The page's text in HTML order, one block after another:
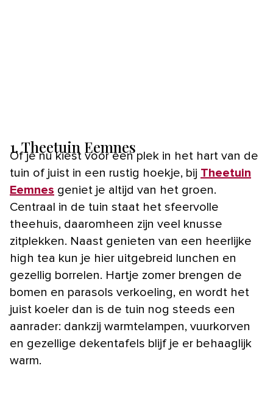
1. Theetuin Eemnes
Of je nu kiest voor een plek in het hart van de
tuin of juist in een rustig hoekje, bij Theetuin
Eemnes geniet je altijd van het groen.
Centraal in de tuin staat het sfeervolle
theehuis, daaromheen zijn veel knusse
zitplekken. Naast genieten van een heerlijke
high tea kun je hier uitgebreid lunchen en
gezellig borrelen. Hartje zomer brengen de
bomen en parasols verkoeling, en wordt het
juist koeler dan is de tuin nog steeds een
aanrader: dankzij warmtelampen, vuurkorven
en gezellige dekentafels blijf je er behaaglijk
warm.